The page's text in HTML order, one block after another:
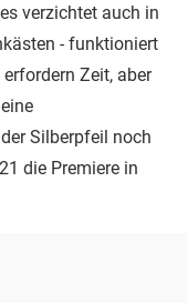
verzichtet auch in
- funktioniert
Zeit, aber
Silberpfeil noch
die Premiere in